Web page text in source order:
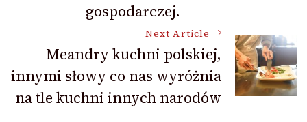
gospodarczej.
Next Article
Meandry kuchni polskiej,
innymi słowy co nas wyróżnia
na tle kuchni innych narodów